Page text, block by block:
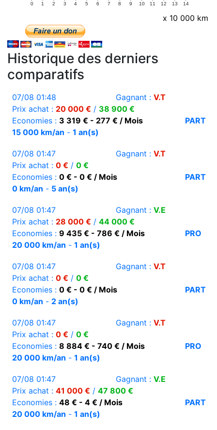
0 1 2 3 4 5 6 7 8 9 10 11 12 13 14
x 10 000 km
Historique des derniers
comparatifs
07/08 01:48 Gagnant : V.T
Prix achat : 20 000 € / 38 900 €
Economies : 3 319 € - 277 € / Mois
PART
15 000 km/an - 1 an(s)
07/08 01:47 Gagnant : V.T
Prix achat : 0 € / 0 €
Economies : 0 € - 0 € / Mois
PART
0 km/an - 5 an(s)
07/08 01:47 Gagnant : V.E
Prix achat : 28 000 € / 44 000 €
Economies : 9 435 € - 786 € / Mois
PRO
20 000 km/an - 1 an(s)
07/08 01:47 Gagnant : V.T
Prix achat : 0 € / 0 €
Economies : 0 € - 0 € / Mois
PART
0 km/an - 2 an(s)
07/08 01:47 Gagnant : V.T
Prix achat : 0 € / 0 €
Economies : 8 884 € - 740 € / Mois
PRO
20 000 km/an - 1 an(s)
07/08 01:47 Gagnant : V.E
Prix achat : 41 000 € / 47 800 €
Economies : 48 € - 4 € / Mois
PART
20 000 km/an - 1 an(s)